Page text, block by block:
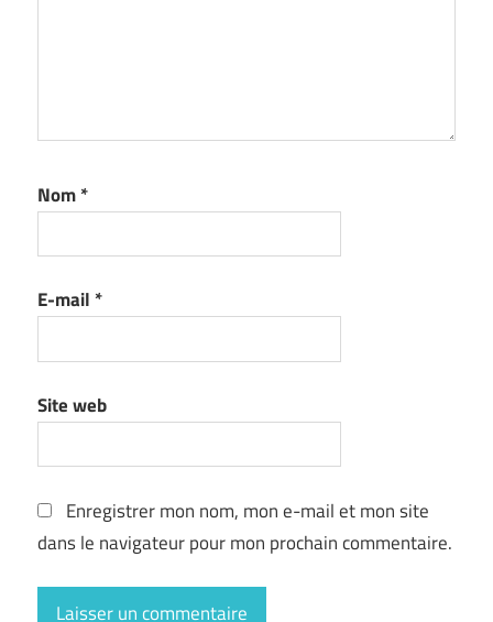
Nom*
E-mail *
Site web
Enregistrer mon nom, mon e-mail et mon site
dans le navigateur pour mon prochain commentaire.